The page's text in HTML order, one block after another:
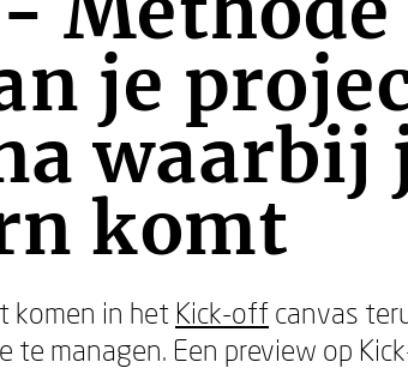
je
waarbij
komt
komen in het Kick-off canvas
te managen. Een preview op